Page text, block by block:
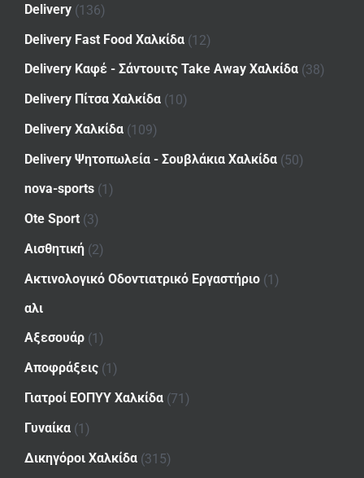
Delivery (136)
Delivery Fast Food Χαλκίδα (12)
Delivery Καφέ - Σάντουιτς Take Away Χαλκίδα (38)
Delivery Πίτσα Χαλκίδα (10)
Delivery Χαλκίδα (109)
Delivery Ψητοπωλεία - Σουβλάκια Χαλκίδα (50)
nova-sports (1)
Ote Sport (3)
Αισθητική (2)
Ακτινολογικό Οδοντιατρικό Εργαστήριο (1)
αλι
Αξεσουάρ (1)
Αποφράξεις (1)
Γιατροί ΕΟΠΥΥ Χαλκίδα (71)
Γυναίκα (1)
Δικηγόροι Χαλκίδα (315)